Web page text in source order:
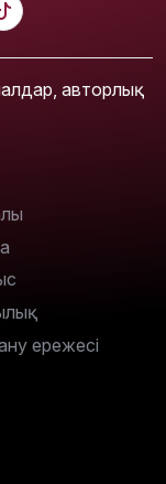
авторлық
ережесі